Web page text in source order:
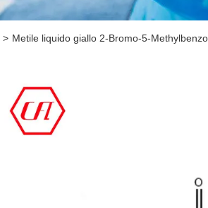
> Metile liquido giallo 2-Bromo-5-